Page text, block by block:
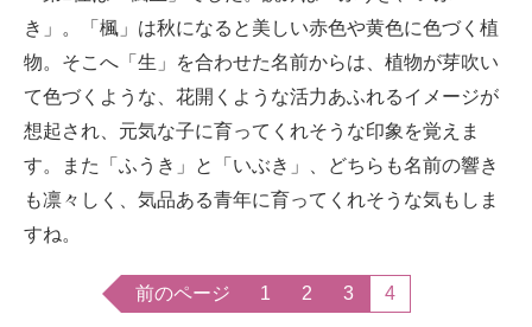
エネルギーの専門メディア
建設×テクノロジーの最前線
ちょっと気になるネットの話題
き」。「楓」は秋になると美しい赤色や黄色に色づく植
物。そこへ「生」を合わせた名前からは、植物が芽吹い
て色づくような、花開くような活力あふれるイメージが
想起され、元気な子に育ってくれそうな印象を覚えま
す。また「ふうき」と「いぶき」、どちらも名前の響き
も凛々しく、気品ある青年に育ってくれそうな気もしま
すね。
前のページ 1 2 3 4